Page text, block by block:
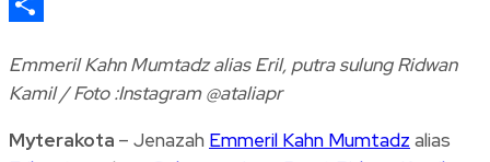
Emmeril Kahn Mumtadz alias Eril, putra sulung Ridwan
Kamil / Foto :Instagram @ataliapr
Myterakota – Jenazah Emmeril Kahn Mumtadz alias